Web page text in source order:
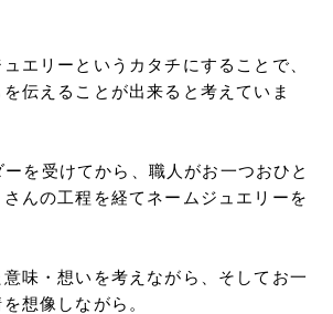
エリーというカタチにすることで、
伝えることが出来ると考えていま
を受けてから、職人がお一つおひと
んの工程を経てネームジュエリーを
味・想いを考えながら、そしてお一
想像しながら。